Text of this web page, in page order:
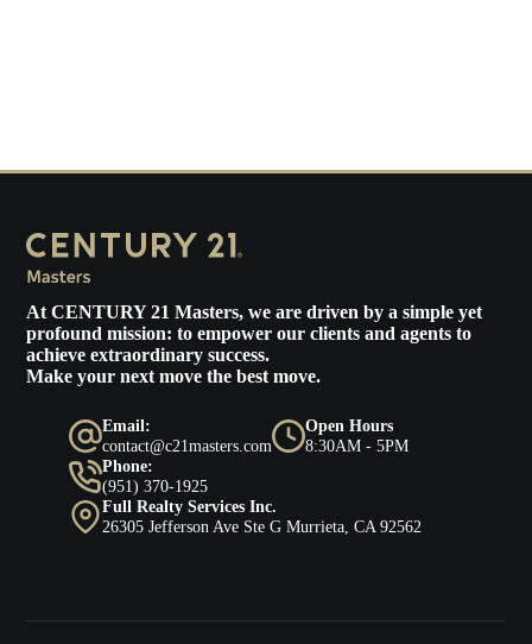
AtCENTURY 21 Masters, we are driven by a simple yet
profound mission: to empower our clients and agents to
achieve extraordinary success.
Make your next move the best move.
Email:
contact@c21masters.com
Open Hours
8:30AM - 5PM
Phone:
(951) 370-1925
Full Realty Services Inc.
26305 Jefferson Ave Ste G Murrieta, CA 92562